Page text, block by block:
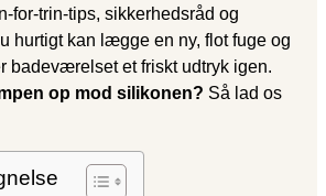
for-trin-tips, sikkerhedsråd og
hurtigt kan lægge en ny, flot fuge og
badeværelset et friskt udtryk igen.
op mod silikonen? Så lad os